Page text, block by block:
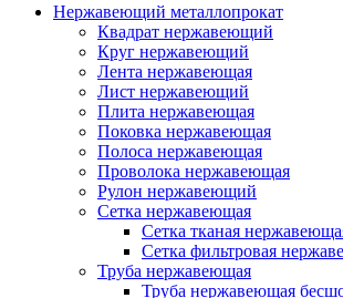
Нержавеющий металлопрокат
Квадрат нержавеющий
Круг нержавеющий
Лента нержавеющая
Лист нержавеющий
Плита нержавеющая
Поковка нержавеющая
Полоса нержавеющая
Проволока нержавеющая
Рулон нержавеющий
Сетка нержавеющая
Сетка тканая
Сетка фильтровая
Труба нержавеющая
Труба нержавеющая